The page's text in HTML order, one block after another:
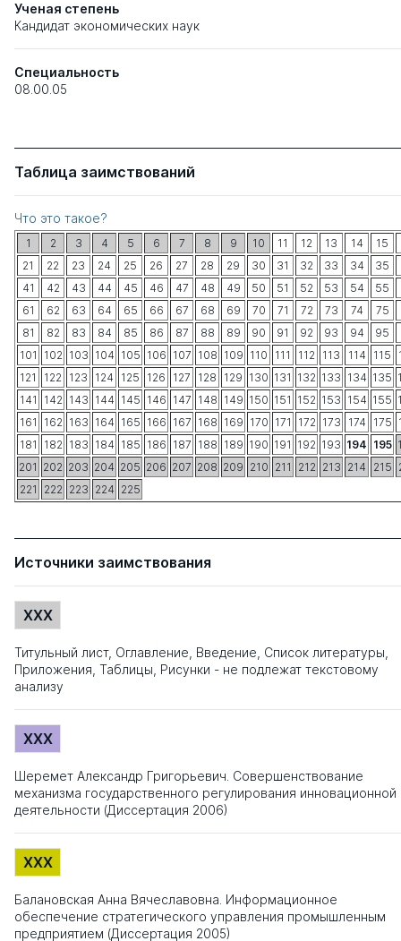
Ученая степень
Кандидат экономических наук
Специальность
08.00.05
Таблица заимствований
Что это такое?
1 2 3 4 5 6 7 8 9 10 11 12 13 14
15
21
22 23 24 25 26 27 28 29 30 31 32 33 34 35
41
42 43 44 45 46 47 48 49 50 51 52 53 54 55
61
62 63 64 65 66 67 68 69 70 71 72 73 74 75
81
82 83 84 85 86 87 88 89 90 91 92 93 94 95
101
102 103 104 105 106 107 108 109 110 111 112 113 114 115
121
122 123 124 125 126 127 128 129 130 131 132 133 134 135
141
142 143 144 145 146 147 148 149 150 151 152 153 154 155
161
162 163 164 165 166 167 168 169 170 171 172 173 174 175
181
182 183 184 185 186 187 188 189 190 191 192 193 194 195
201 202 203 204 205 206 207 208 209 210 211 212 213 214 215
221
222 223 224 225
Источники заимствования
XXX
Титульный лист, Оглавление, Введение, Список литературы,
Приложения, Таблицы, Рисунки - не подлежат текстовому
анализу
XXX
Шеремет Александр Григорьевич. Совершенствование
механизма государственного регулирования инновационной
деятельности (Диссертация 2006)
XXX
Балановская Анна Вячеславовна. Информационное
обеспечение стратегического управления промышленным
предприятием (Диссертация 2005)